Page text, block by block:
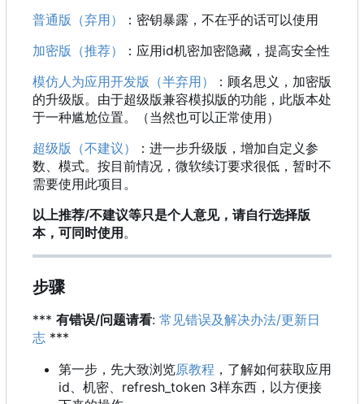
普通版（弃用）
：密钥暴露，不在乎的话可以使用
加密版（推荐）
：应用id机密加密隐藏，提高安全性
模仿人为应用开发版（半弃用）
：顾名思义，加密版
的升级版。由于超级版兼容模拟版的功能，此版本处
于一种尴尬位置。（当然也可以正常使用）
超级版（不建议）
：进一步升级版，增加自定义参
数、模式。按目前情况，微软续订要求很低，暂时不
需要使用此项目。
以上推荐/不建议等只是个人意见，请自行选择版
本，可同时使用。
步骤
*** 有错误/问题请看: 常见错误及解决办法/更新日
志 ***
第一步，先大致浏览原教程 ，了解如何获取应用
id、机密、refresh_token 3样东西，以方便接